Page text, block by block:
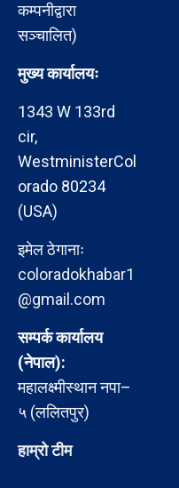
कम्पनीद्वारा
सञ्चालित)
मुख्य कार्यालयः
1343 W 133rd
cir,
WestministerCol
orado 80234
(USA)
इमेल ठेगानाः
coloradokhabar1
@gmail.com
सम्पर्क कार्यालय
(नेपाल):
महालक्ष्मीस्थान नपा–
५ (ललितपुर)
हाम्रो टीम